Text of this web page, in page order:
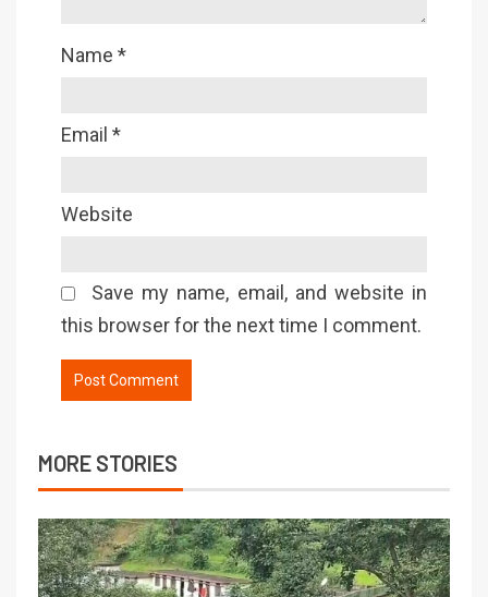
Name *
Email *
Website
Save my name, email, and website in
this browser for the next time I comment.
MORE STORIES